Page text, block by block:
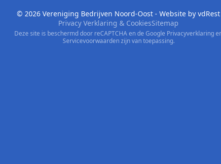
© 2026 Vereniging Bedrijven Noord-Oost - Website by vdRest
Privacy Verklaring & CookiesSitemap
Deze site is beschermd door reCAPTCHA en de Google Privacyverklaring
Servicevoorwaardenzijn van toepassing.